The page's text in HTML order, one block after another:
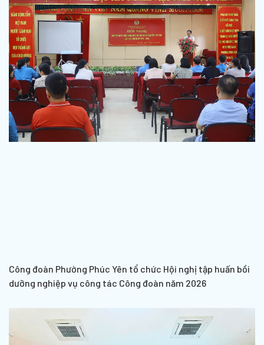
Công đoàn Phường Phúc Yên tổ chức Hội nghị tập huấn bồi
dưỡng nghiệp vụ công tác Công đoàn năm 2026